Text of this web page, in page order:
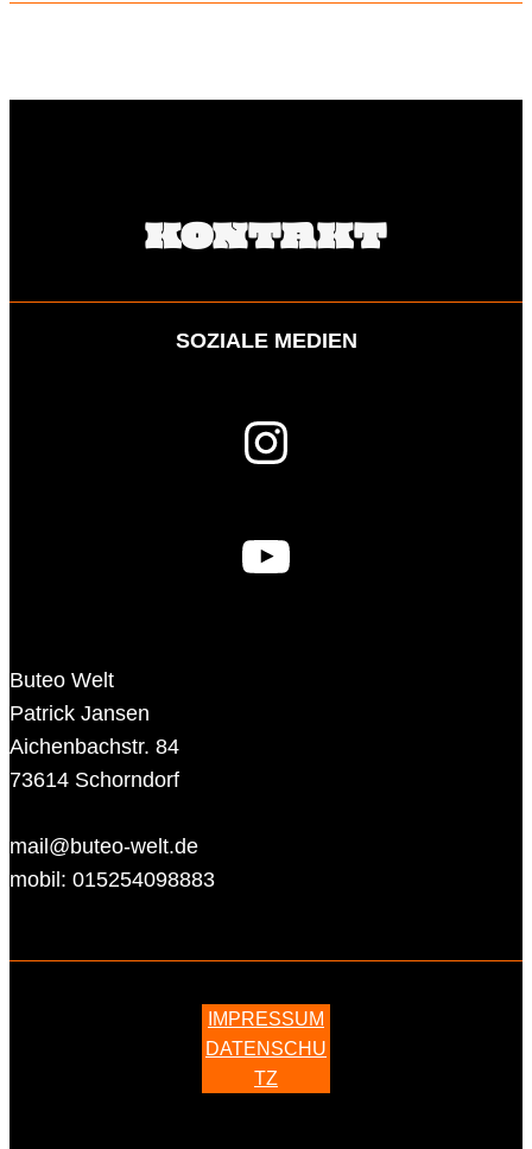
KONTAKT
SOZIALE MEDIEN
Instagram
YouTube
Buteo Welt
Patrick Jansen
Aichenbachstr. 84
73614 Schorndorf
mail@buteo-welt.de
mobil: 015254098883
IMPRESSUM
DATENSCHU
TZ